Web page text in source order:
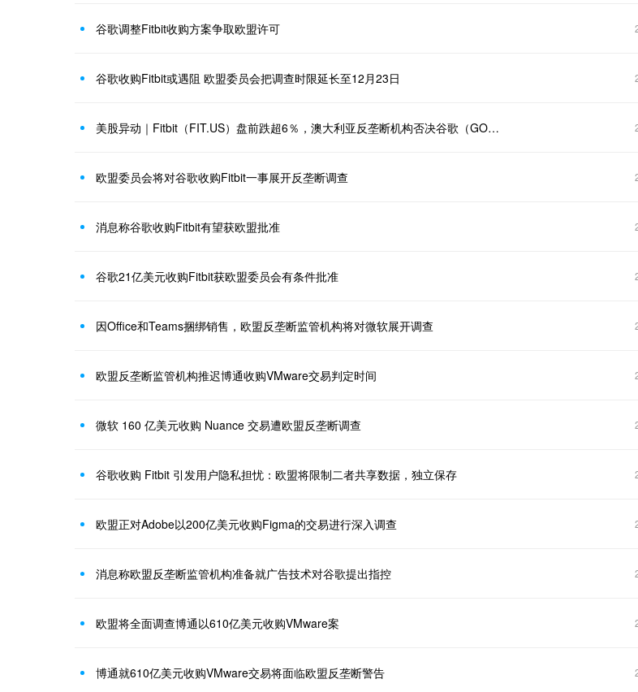
谷歌调整Fitbit收购方案争取欧盟许可
谷歌收购Fitbit或遇阻 欧盟委员会把调查时限延长至12月23日
美股异动｜Fitbit（FIT.US）盘前跌超6％，澳大利亚反垄断机构否决谷歌（GOOG.US）收购Fitbit反垄断承诺
欧盟委员会将对谷歌收购Fitbit一事展开反垄断调查
消息称谷歌收购Fitbit有望获欧盟批准
谷歌21亿美元收购Fitbit获欧盟委员会有条件批准
因Office和Teams捆绑销售，欧盟反垄断监管机构将对微软展开调查
欧盟反垄断监管机构推迟博通收购VMware交易判定时间
微软 160 亿美元收购 Nuance 交易遭欧盟反垄断调查
谷歌收购 Fitbit 引发用户隐私担忧：欧盟将限制二者共享数据，独立保存
欧盟正对Adobe以200亿美元收购Figma的交易进行深入调查
消息称欧盟反垄断监管机构准备就广告技术对谷歌提出指控
欧盟将全面调查博通以610亿美元收购VMware案
博通就610亿美元收购VMware交易将面临欧盟反垄断警告